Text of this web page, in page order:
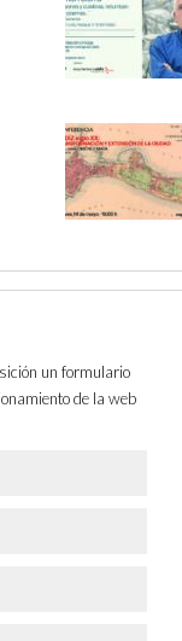
un formulario
de la web